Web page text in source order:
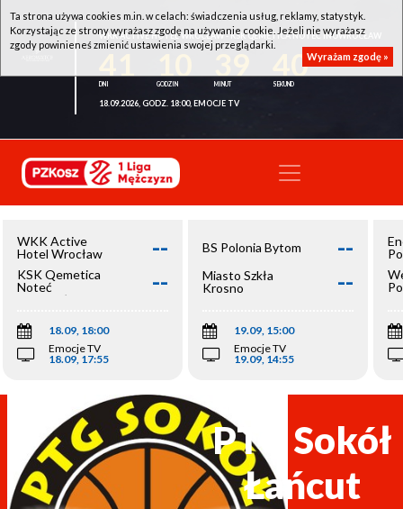
WKK ACTIVE HOTEL WROCŁAW - KSK QEMETICA NOTEĆ INOWROCŁAW
40
18.09.2026, GODZ. 18:00, EMOCJE TV
WKK Active
Hotel Wrocław
--
KSK Qemetica
Noteć
Inowrocław
--
18.09, 18:00
Emocje TV
18.09, 17:55
BS Polonia Bytom --
Miasto Szkła
Krosno
--
19.09, 15:00
Emocje TV
19.09, 14:55
PTG Sokół
Łańcut
Ta strona używa cookies m.in. w celach: świadczenia usług, reklamy, statystyk.
Korzystając ze strony wyrażasz zgodę na używanie cookie. Jeżeli nie wyrażasz
zgody powinieneś zmienić ustawienia swojej przeglądarki.
Wyrażam zgodę »